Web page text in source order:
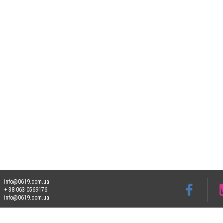
info@0619.com.ua
+ 38 063 0569176
info@0619.com.ua